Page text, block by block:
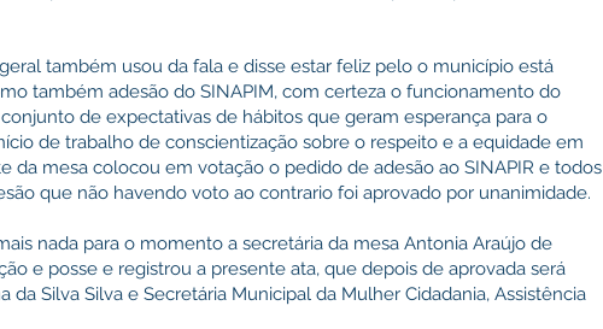
também usou da fala e disse estar feliz pelo o município está
também adesão do SINAPIM, com certeza o funcionamento do
de expectativas de hábitos que geram esperança para o
de trabalho de conscientização sobre o respeito e a equidade em
da mesa colocou em votação o pedido de adesão ao SINAPIR e todos
que não havendo voto ao contrario foi aprovado por unanimidade.
nada para o momento a secretária da mesa Antonia Araújo de
e posse e registrou a presente ata, que depois de aprovada será
Silva Silva e Secretária Municipal da Mulher Cidadania, Assistência